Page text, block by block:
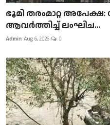
ഭൂമി തരംമാറ്റ
ആവർത്തിച്ച് ലംഘിച...
Admin Aug 6, 2026 0